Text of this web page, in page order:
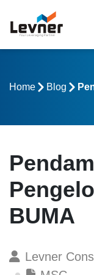
Home Blog
BUMA
Levner